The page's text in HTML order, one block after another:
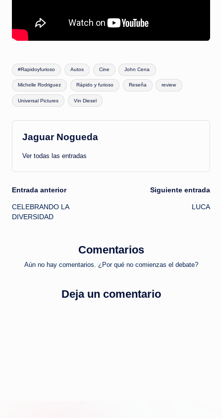
Etiquetas:
#Rapidoyfurioso Autos Cine John Cena
Michelle Rodriguez Rápido y furioso Reseña review
Universal Pictures Vin Diesel
Jaguar Nogueda
Ver todas las entradas
Navegación
de
Entrada anterior
CELEBRANDO LA
DIVERSIDAD
Siguiente entrada
LUCA
Comentarios
Aún no hay comentarios. ¿Por qué no comienzas el debate?
Deja un comentario